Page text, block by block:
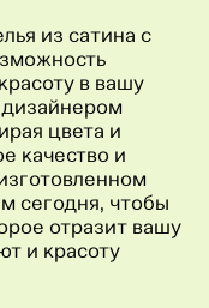
из сатина с
в вашу
цвета и
качество и
сегодня, чтобы
отразит вашу
и красоту